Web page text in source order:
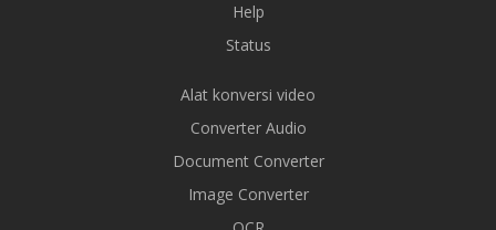
Help
Status
Alat konversi video
Converter Audio
Document Converter
Image Converter